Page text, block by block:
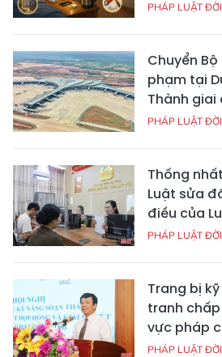
PHÁP LUẬT
Chuyển
phạm tại
Thành giai
PHÁP LUẬT
Thống
Luật sửa
điều của
PHÁP LUẬT
Trang bị
tranh
vực pháp
PHÁP LUẬT